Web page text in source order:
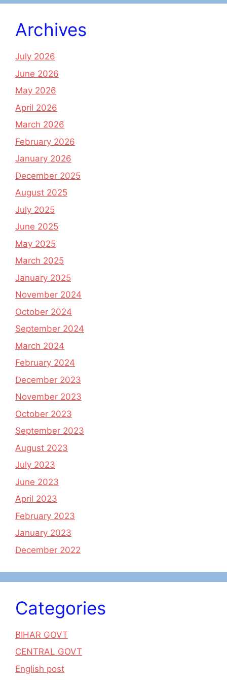
Archives
July 2026
June 2026
May 2026
April 2026
March 2026
February 2026
January 2026
December 2025
August 2025
July 2025
June 2025
May 2025
March 2025
January 2025
November 2024
October 2024
September 2024
March 2024
February 2024
December 2023
November 2023
October 2023
September 2023
August 2023
July 2023
June 2023
April 2023
February 2023
January 2023
December 2022
Categories
BIHAR GOVT
CENTRAL GOVT
English post